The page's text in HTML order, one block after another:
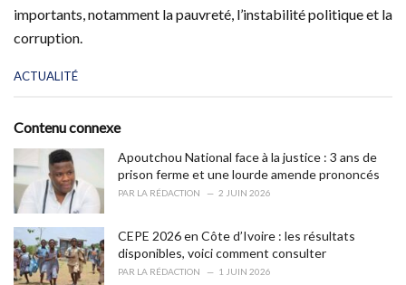
importants, notamment la pauvreté, l’instabilité politique et la
corruption.
C
e
r
e
:
ACTUALITÉ
Contenu connexe
Apoutchou National face à la justice : 3 ans de
prison ferme et une lourde amende prononcés
PAR LA RÉDACTION 2 JUIN 2026
CEPE 2026 en Côte d’Ivoire : les résultats
disponibles, voici comment consulter
PAR LA RÉDACTION 1 JUIN 2026